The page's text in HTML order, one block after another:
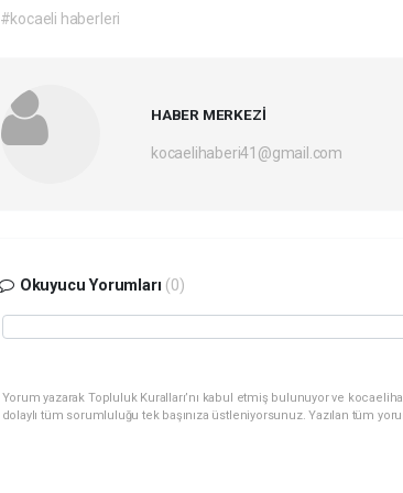
#kocaeli haberleri
HABER MERKEZİ
kocaelihaberi41@gmail.com
Okuyucu Yorumları (0)
Yorum yazarak Topluluk Kuralları’nı kabul etmiş bulunuyor ve
dolaylı tüm sorumluluğu tek başınıza üstleniyorsunuz. Yazılan tüm